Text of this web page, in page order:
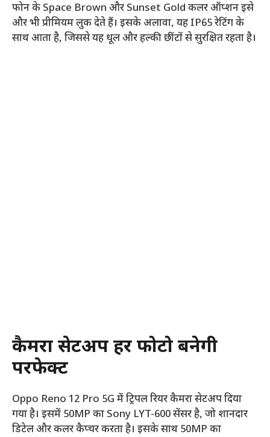
फोन के Space Brown और Sunset Gold कलर ऑप्शन इसे
और भी प्रीमियम लुक देते हैं। इसके अलावा, यह IP65 रेटिंग के
साथ आता है, जिससे यह धूल और हल्की छींटों से सुरक्षित रहता है।
कैमरा सेटअप हर फोटो बनेगी
परफेक्ट
Oppo Reno 12 Pro 5G में ट्रिपल रियर कैमरा सेटअप दिया
गया है। इसमें 50MP का Sony LYT-600 सेंसर है, जो शानदार
डिटेल और कलर कैप्चर करता है। इसके साथ 50MP का